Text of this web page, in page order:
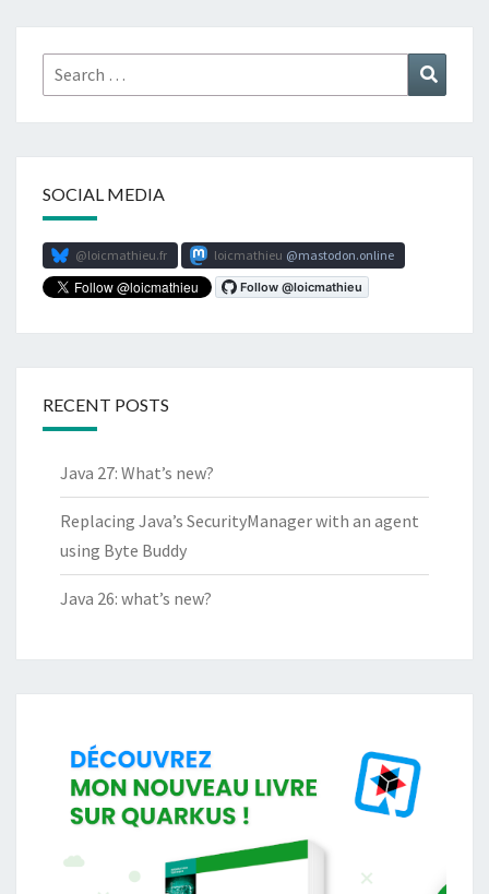
Search
for:
SOCIAL MEDIA
@loicmathieu.fr loicmathieu mastodon.online
RECENT POSTS
Java 27: What’s new?
Replacing Java’s SecurityManager with an agent
using Byte Buddy
Java 26: what’s new?